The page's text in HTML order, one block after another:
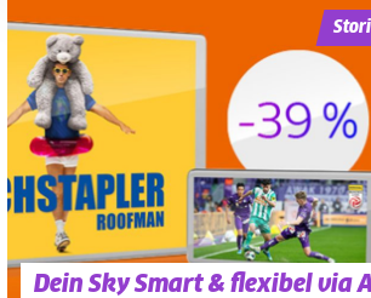
Dein Sky Smart & flexibel via